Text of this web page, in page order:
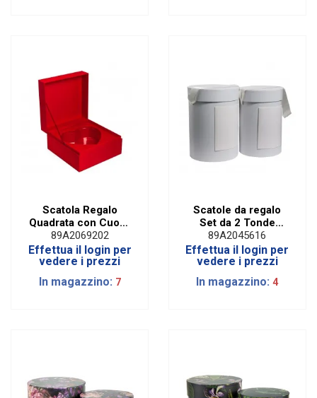
Scatola Regalo
Quadrata con Cuore
H 15 cm
89A2069202
Effettua il login per
vedere i prezzi
In magazzino: 7
Scatole da regalo
Set da 2 Tonde
Bianche H 30 cm
89A2045616
Effettua il login per
vedere i prezzi
In magazzino: 4